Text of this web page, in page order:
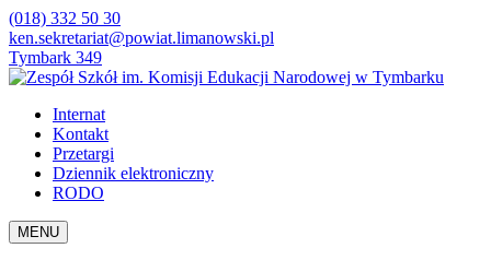
(018) 332 50 30
ken.sekretariat@powiat.limanowski.pl
Tymbark 349
Internat
Kontakt
Przetargi
Dziennik elektroniczny
RODO
MENU